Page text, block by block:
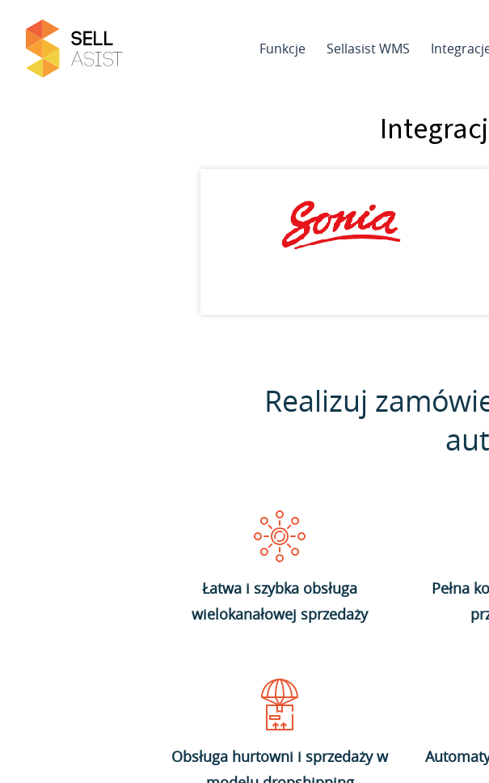
Funkcje Sellasist WMS
Realizuj
Łatwa i szybka obsługa
wielokanałowej sprzedaży
Pełna
Obsługa hurtowni i sprzedaży w